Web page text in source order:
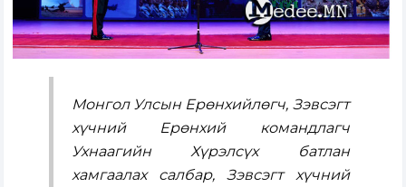
Монгол Улсын Ерөнхийлөгч, Зэвсэгт
хүчний Ерөнхий командлагч
Ухнаагийн Хүрэлсүх батлан
хамгаалах салбар, Зэвсэгт хүчний